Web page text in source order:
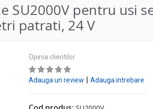
pentru usi
patrati, 24 V
Opinia clientilor
Adauga un review | Adauga intrebare